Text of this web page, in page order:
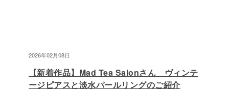
2026年02月08日
【新着作品】Mad Tea Salonさん ヴィンテ
ージピアスと淡水パールリングのご紹介